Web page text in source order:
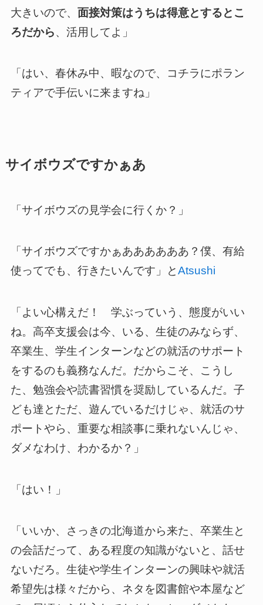
大きいので、 面接対策はうちは得意とするとこ
ろだから、活用してよ」
「はい、春休み中、暇なので、コチラにポラン
ティアで手伝いに来ますね」
サイボウズですかぁあ
「サイボウズの見学会に行くか？」
「サイボウズですかぁああああああ？僕、有給
使ってでも、行きたいんです」とAtsushi
「よい心構えだ！ 学ぶっていう、態度がいい
ね。高卒支援会は今、いる、生徒のみならず、
卒業生、学生インターンなどの就活のサポート
をするのも義務なんだ。だからこそ、こうし
た、勉強会や読書習慣を奨励しているんだ。子
ども達とただ、遊んでいるだけじゃ、就活のサ
ポートやら、重要な相談事に乗れないんじゃ、
ダメなわけ、わかるか？」
「はい！」
「いいか、さっきの北海道から来た、卒業生と
の会話だって、ある程度の知識がないと、話せ
ないだろ。生徒や学生インターンの興味や就活
希望先は様々だから、ネタを図書館や本屋など